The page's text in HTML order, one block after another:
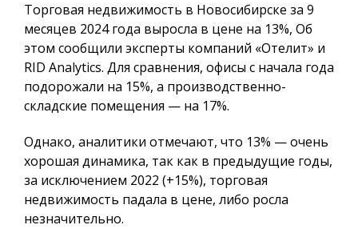
Торговая недвижимость в Новосибирске за 9
месяцев 2024 года выросла в цене на 13%, Об
этом сообщили эксперты компаний «Отелит» и
RID Analytics. Для сравнения, офисы с начала года
подорожали на 15%, а производственно-
складские помещения — на 17%.
Однако, аналитики отмечают, что 13% — очень
хорошая динамика, так как в предыдущие годы,
за исключением 2022 (+15%), торговая
недвижимость падала в цене, либо росла
незначительно.